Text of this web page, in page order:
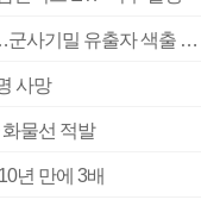
‘탄약 부족 사태’ 보도에 격노한 트럼프…군사기밀 유출자 색출 지시
사망
물선 적발
년 만에 3배